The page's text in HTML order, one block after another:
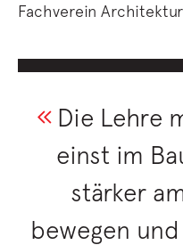
Fachverein
Die Lehre
einst im
stärker
bewegen